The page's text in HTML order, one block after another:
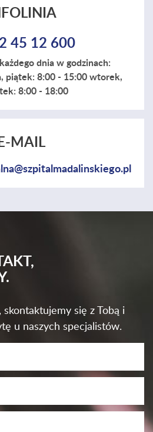
45 12 600
dnia w godzinach:
piątek: 8:00 - 15:00 wtorek,
8:00 - 18:00
MAIL
się z Tobą i
u naszych specjalistów.